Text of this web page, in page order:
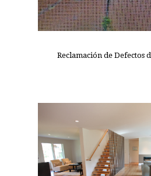
Reclamación de Defectos